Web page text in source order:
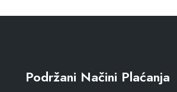
Podržani Načini Plaćanja